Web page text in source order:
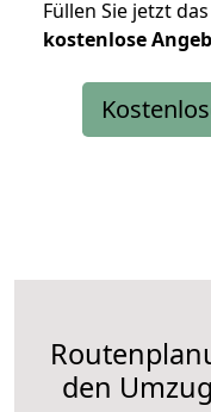
Füllen Sie jetzt
kostenlose
den